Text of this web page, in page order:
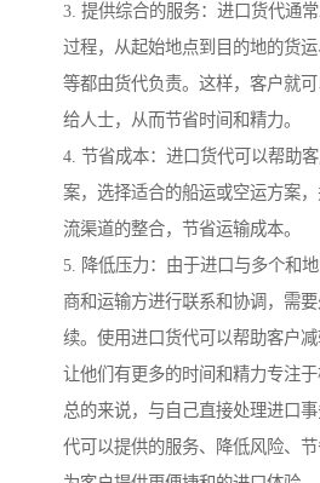
3. 提供综合的服务：进口货代通
过程，从起始地点到目的地的货
等都由货代负责。这样，客户就
给人士，从而节省时间和精力。
4. 节省成本：进口货代可以帮助
案，选择适合的船运或空运方案
流渠道的整合，节省运输成本。
5. 降低压力：由于进口与多个和
商和运输方进行联系和协调，需
续。使用进口货代可以帮助客户减
让他们有更多的时间和精力专注于
总的来说，与自己直接处理进口
代可以提供的服务、降低风险、节